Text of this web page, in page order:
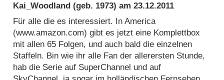
Kai_Woodland (geb. 1973) am23.12.2011
Für alle die es interessiert. In America
(www.amazon.com) gibt es jetzt eine Komplettbox
mit allen 65 Folgen, und auch bald die einzelnen
Staffeln. Bin wie ihr alle Fan der allerersten Stunde,
hab die Serie auf SuperChannel und auf